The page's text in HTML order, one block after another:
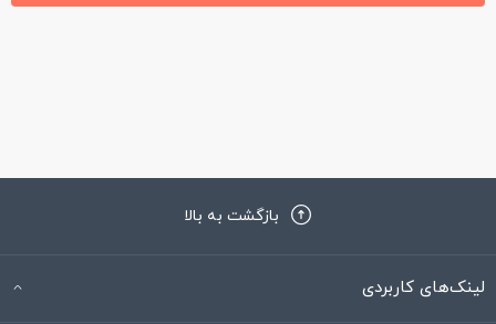
بازگشت به بالا
لینک‌های کاربردی